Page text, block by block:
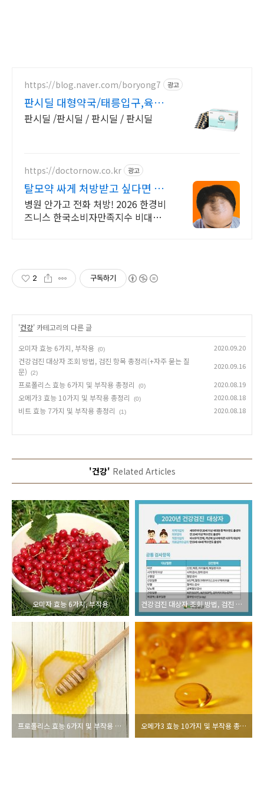
https://blog.naver.com/boryong7 광고
판시딜 대형약국/태릉입구,육사
근처
판시딜 /판시딜 / 판시딜 / 판시딜
https://doctornow.co.kr 광고
탈모약 싸게 처방받고 싶다면 1
개월 약값 3,900원~
병원 안가고 전화 처방! 2026 한경비
즈니스 한국소비자만족지수 비대면
2 구독하기
'건강' 카테고리의 다른 글
오미자 효능 6가지, 부작용 (0) 2020.09.20
건강검진 대상자 조회 방법, 검진 항목 총정리(+자주 묻는 질
문)
(2)
2020.09.16
프로폴리스 효능 6가지 및 부작용 총정리 (0) 2020.08.19
오메가3 효능 10가지 및 부작용 총정리 (0) 2020.08.18
비트 효능 7가지 및 부작용 총정리 (1) 2020.08.18
'건강' Related Articles
오미자 효능 6가지, 부작용 건강검진 대상자 조회 방법, 검진 항목 총정리(+자주 묻는 질문)
프로폴리스 효능 6가지 및 부작용 총정리 오메가3 효능 10가지 및 부작용 총정리